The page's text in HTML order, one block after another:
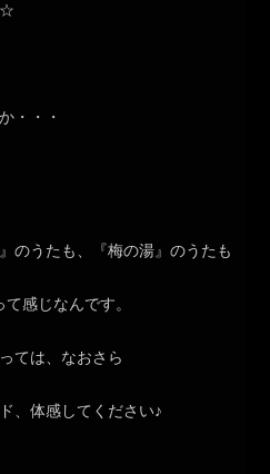
☆
・・・
のうたも、『梅の湯』のうたも
感じなんです。
ては、なおさら
、体感してください♪